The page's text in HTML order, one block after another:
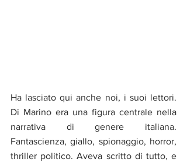
Ha lasciato qui anche noi, i suoi lettori.
Di Marino era una figura centrale nella
narrativa di genere italiana.
Fantascienza, giallo, spionaggio, horror,
thriller politico. Aveva scritto di tutto, e